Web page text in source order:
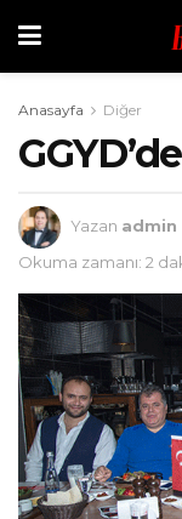
Anasayfa Diğer
Yazan admin
Okuma zamanı: 2